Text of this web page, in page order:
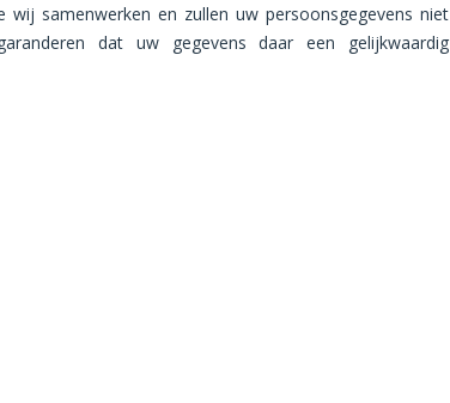
samenwerken en zullen uw persoonsgegevens niet
dat uw gegevens daar een gelijkwaardig